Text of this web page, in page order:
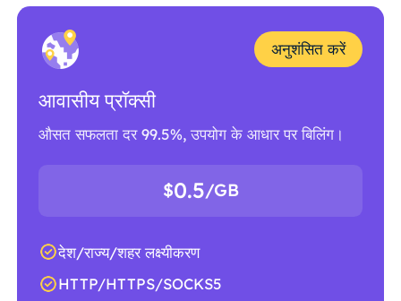
अनुशंसित करें
आवासीय प्रॉक्सी
औसत सफलता दर 99.5%, उपयोग के आधार पर बिलिंग।
$0.5/GB
देश/राज्य/शहर लक्ष्यीकरण
HTTP/HTTPS/SOCKS5